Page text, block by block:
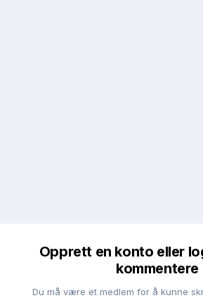
Opprett en konto eller
kommentere
Du må være et medlem for å kunne